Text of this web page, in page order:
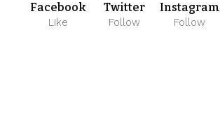
Facebook
Like
Twitter
Follow
Instagram
Follow